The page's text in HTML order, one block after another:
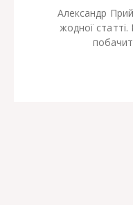
Александр
жодної